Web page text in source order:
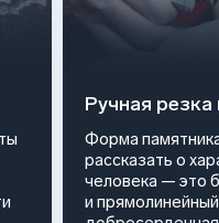
Ручная
Форма
рассказать о
человека — это
и